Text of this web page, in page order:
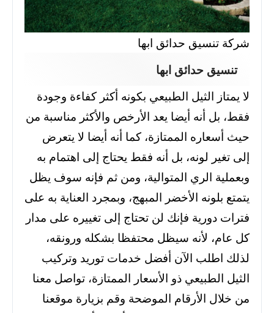
شركة تنسيق حدائق ابها
تنسيق حدائق ابها
لا يمتاز الثيل الطبيعي بكونه أكثر كفاءة وجودة
فقط، بل أنه أيضا يعد الأرخص والأكثر مناسبة من
حيث أسعاره الممتازة، كما أنه أيضا لا يتعرض
إلى تغير لونه، بل أنه فقط يحتاج إلى اهتمام به
وبعملية الري المتوالية، ومن ثم فإنه سوف يظل
يتمتع بلونه الأخضر المبهج، وبمجرد العناية به على
فترات دورية فإنك لن تحتاج إلى تغييره على مدار
كل عام، لأنه سيظل محتفظا بشكله ورونقه،
لذلك اطلب الآن أفضل خدمات توريد وتركيب
الثيل الطبيعي ذو الأسعار الممتازة، تواصل معنا
من خلال الأرقام الموضحة وقم بزيارة موقعنا